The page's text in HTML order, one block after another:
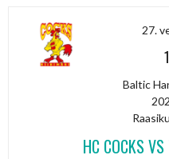
27.
Baltic
HC COCKS